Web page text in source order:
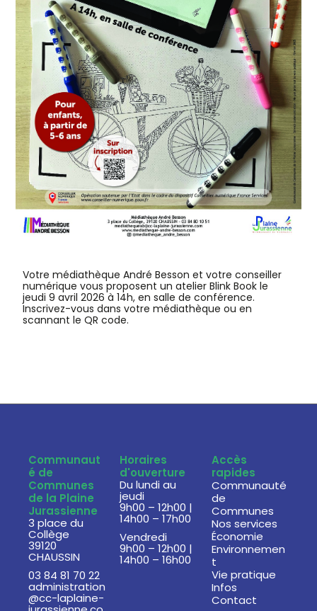
Votre médiathèque André Besson et votre conseiller
numérique vous proposent un atelier Blink Book le
jeudi 9 avril 2026 à 14h, en salle de conférence.
Inscrivez-vous dans votre médiathèque ou en
scannant le QR code.
Communaut
é de
Communes
de la Plaine
Jurassienne
3 place du
Collège
39120
CHAUSSIN
03 84 81 70 22
administration
@cc-laplaine-
Horaires
d'ouverture
Du lundi au
jeudi
9h00 – 12h00 |
14h00 – 17h00
Vendredi
9h00 – 12h00 |
14h00 – 16h00
Accès
rapides
Communauté
de
Communes
Nos services
Économie
Environnemen
t
Vie pratique
Infos
Contact